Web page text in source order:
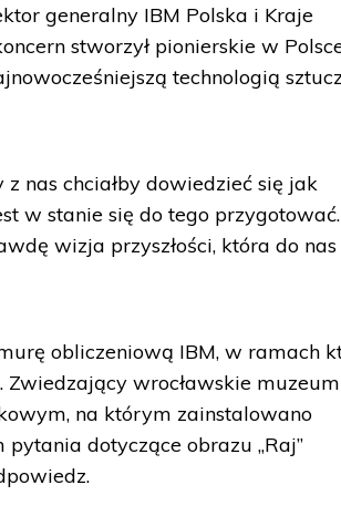
generalny IBM Polska i Kraje
stworzył pionierskie w
technologią
nas chciałby dowiedzieć się jak
w stanie się do tego przygotować.
wizja przyszłości, która do nas
obliczeniową IBM, w ramach
wrocławskie
na którym zainstalowano
dotyczące obrazu „Raj”